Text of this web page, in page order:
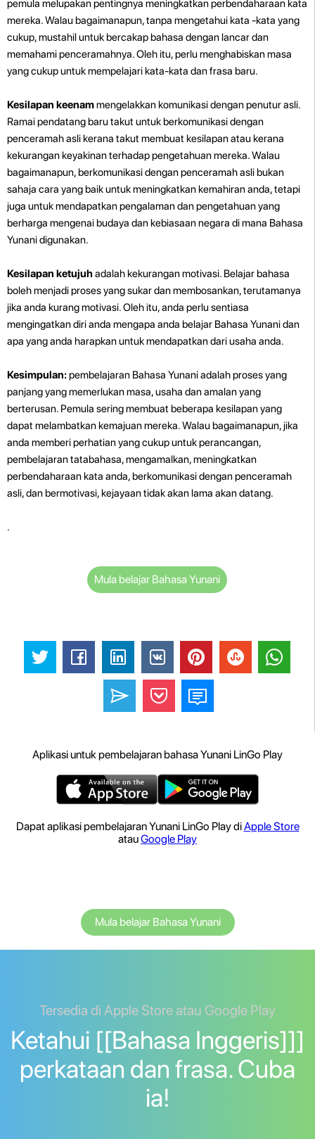
pemula melupakan pentingnya meningkatkan perbendaharaan kata
mereka. Walau bagaimanapun, tanpa mengetahui kata -kata yang
cukup, mustahil untuk bercakap bahasa dengan lancar dan
memahami penceramahnya. Oleh itu, perlu menghabiskan masa
yang cukup untuk mempelajari kata-kata dan frasa baru.
Kesilapan keenammengelakkan komunikasi dengan penutur asli.
Ramai pendatang baru takut untuk berkomunikasi dengan
penceramah asli kerana takut membuat kesilapan atau kerana
kekurangan keyakinan terhadap pengetahuan mereka. Walau
bagaimanapun, berkomunikasi dengan penceramah asli bukan
sahaja cara yang baik untuk meningkatkan kemahiran anda, tetapi
juga untuk mendapatkan pengalaman dan pengetahuan yang
berharga mengenai budaya dan kebiasaan negara di mana Bahasa
Yunani digunakan.
Kesilapan ketujuh adalah kekurangan motivasi. Belajar bahasa
boleh menjadi proses yang sukar dan membosankan, terutamanya
jika anda kurang motivasi. Oleh itu, anda perlu sentiasa
mengingatkan diri anda mengapa anda belajar Bahasa Yunani dan
apa yang anda harapkan untuk mendapatkan dari usaha anda.
Kesimpulan:pembelajaran Bahasa Yunani adalah proses yang
panjang yang memerlukan masa, usaha dan amalan yang
berterusan. Pemula sering membuat beberapa kesilapan yang
dapat melambatkan kemajuan mereka. Walau bagaimanapun, jika
anda memberi perhatian yang cukup untuk perancangan,
pembelajaran tatabahasa, mengamalkan, meningkatkan
perbendaharaan kata anda, berkomunikasi dengan penceramah
asli, dan bermotivasi, kejayaan tidak akan lama akan datang.
.
Mula belajar Bahasa Yunani
Aplikasi untuk pembelajaran bahasa Yunani LinGo Play
Dapat aplikasi pembelajaran Yunani LinGo Play diApple Store
atauGoogle Play
Mula belajar Bahasa Yunani
Tersedia di Apple Store atau Google Play
Ketahui [[Bahasa Inggeris]]]
perkataan dan frasa. Cuba
ia!